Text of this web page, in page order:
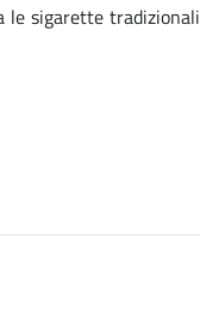
le sigarette tradizionali